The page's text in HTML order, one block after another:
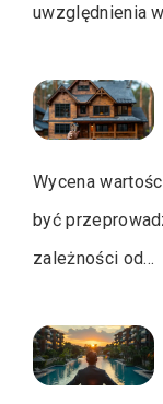
uwzględnienia
Wycena
być
zależności od…